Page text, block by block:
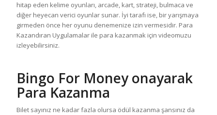
hitap eden kelime oyunları, arcade, kart, strateji, bulmaca ve
diğer heyecan verici oyunlar sunar. İyi tarafı ise, bir yarışmaya
girmeden önce her oyunu denemenize izin vermesidir. Para
Kazandıran Uygulamalar ile para kazanmak için videomuzu
izleyebilirsiniz.
Bingo For Money onayarak
Para Kazanma
Bilet sayınız ne kadar fazla olursa ödül kazanma şansınız da